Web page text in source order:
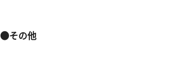
●その他